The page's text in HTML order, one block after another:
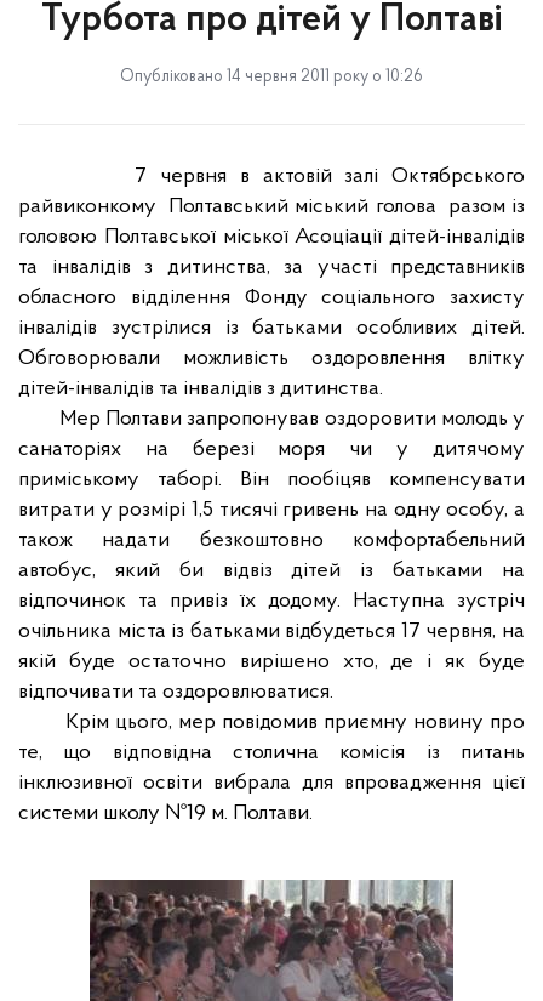
Турбота про дітей у Полтаві
Опубліковано 14 червня 2011 року о 10:26
7 червня в актовій залі Октябрського
райвиконкому
Полтавський міський голова
разом із
головою Полтавської міської Асоціації дітей-інвалідів
та інвалідів з дитинства, за участі представників
обласного відділення Фонду соціального захисту
інвалідів зустрілися із батьками особливих дітей.
Обговорювали можливість оздоровлення влітку
дітей-інвалідів та інвалідів з дитинства.
Мер Полтави запропонував оздоровити молодь у
санаторіях на березі моря чи у дитячому
приміському таборі. Він пообіцяв компенсувати
витрати у розмірі 1,5 тисячі гривень на одну особу, а
також надати безкоштовно комфортабельний
автобус, який би відвіз дітей із батьками на
відпочинок та привіз їх додому. Наступна зустріч
очільника міста із батьками відбудеться 17 червня, на
якій буде остаточно вирішено хто, де і як буде
відпочивати та оздоровлюватися.
Крім цього, мер повідомив приємну новину про
те, що відповідна столична комісія із питань
інклюзивної освіти вибрала для впровадження цієї
системи школу №19 м. Полтави.